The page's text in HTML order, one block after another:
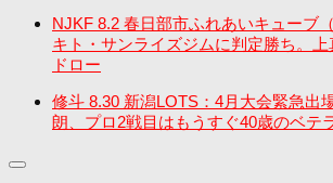
NJKF 8.2 春日部市ふれあいキューブ
キト・サンライズジムに判定勝ち。
ドロー
修斗 8.30 新潟LOTS：4月大会緊急出
朗、プロ2戦目はもうすぐ40歳のベテ